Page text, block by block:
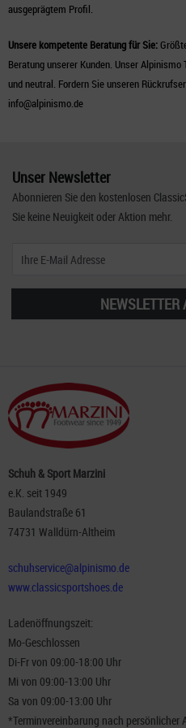
ausgeprägtem Profil.
Unsere kompetente Beratung für Sie:
Beratung unserer Kunden. Unser
und neutral. Fordern Sie unseren
info@alpinismo.de
Unser Newsletter
Abonnieren Sie den kostenlosen
Sie keine Neuigkeit oder Aktion mehr.
NEWSLETTER
Schuh & Sport Marzini
e.K. seit 1949
Baulandstraße 61
74731 Walldürn-Altheim
schuhservice@alpinismo.de
www.classicsportshoes.de
Ladenöffnungszeit:
Mo-Geschlossen
Di-Fr von 09:00-18:00 Uhr
Mi von 09:00-13:00 Uhr
Sa von 09:00-13:00 Uhr
*Terminvereinbarung nach persönlicher